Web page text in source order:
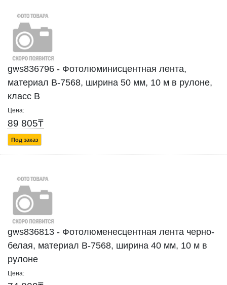
gws836796 - Фотолюминисцентная лента,
материал B-7568, ширина 50 мм, 10 м в рулоне,
класс B
Цена:
89 805₸
Под заказ
gws836813 - Фотолюменесцентная лента черно-
белая, материал B-7568, ширина 40 мм, 10 м в
рулоне
Цена: